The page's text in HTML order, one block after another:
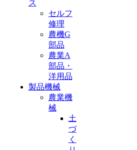
ス
セルフ
修理
農機G
部品
農業A
部品・
洋用品
製品機械
農業機
械
土
づ
く